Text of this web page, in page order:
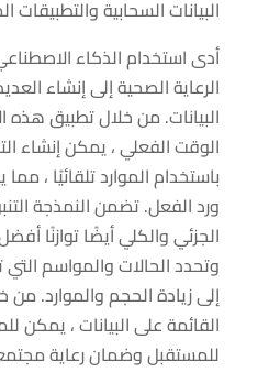
البيانات السحابية
أدى استخدام الذكاء
الرعاية الصحية إلى إنشاء
البيانات. من خلال تطبيق هذه
الوقت الفعلي ، يمكن إنشاء
باستخدام الموارد تلقائيًا ،
ورد الفعل. تضمن النمذجة
الجزئي والكلي أيضًا توازنًا
وتحدد الحالات والمواسم
إلى زيادة الحجم والموارد. من
القائمة على البيانات ،
للمستقبل وضمان رعاية